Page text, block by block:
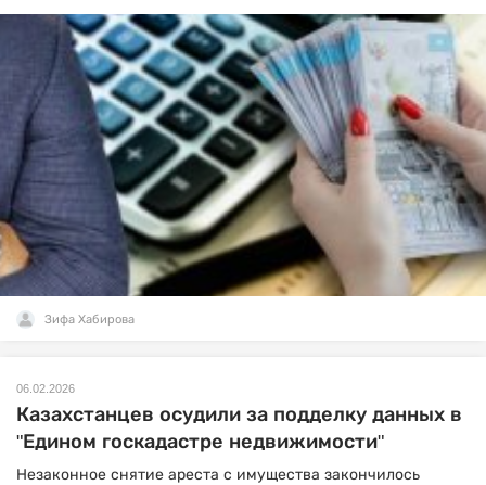
Зифа Хабирова
06.02.2026
Казахстанцев осудили за подделку данных в
"Едином госкадастре недвижимости"
Незаконное снятие ареста с имущества закончилось